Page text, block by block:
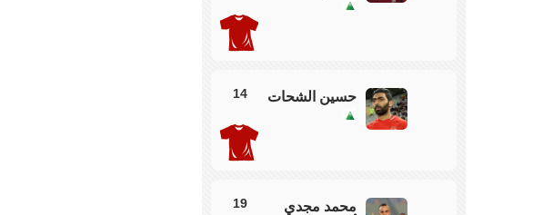
بعد تدخل ربيعة ضد لاعب بتروجيت
حسين الشحات 14
محمد مجدي
19